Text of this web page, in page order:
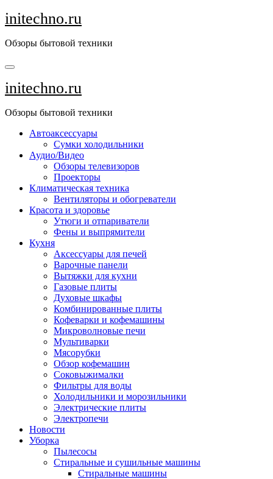
Перейти
к
initechno.ru
Обзоры бытовой техники
initechno.ru
Обзоры бытовой техники
Автоаксессуары
Сумки холодильники
Аудио/Видео
Обзоры телевизоров
Проекторы
Климатическая техника
Вентиляторы и обогреватели
Красота и здоровье
Утюги и отпариватели
Фены и выпрямители
Кухня
Аксессуары для печей
Варочные панели
Вытяжки для кухни
Газовые плиты
Духовые шкафы
Комбинированные плиты
Кофеварки и кофемашины
Микроволновые печи
Мультиварки
Мясорубки
Обзор кофемашин
Соковыжималки
Фильтры для воды
Холодильники и морозильники
Электрические плиты
Электропечи
Новости
Уборка
Пылесосы
Стиральные и сушильные машины
Стиральные машины